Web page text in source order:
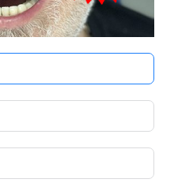
motivo per cui
costruiscono il
dell’intero
da